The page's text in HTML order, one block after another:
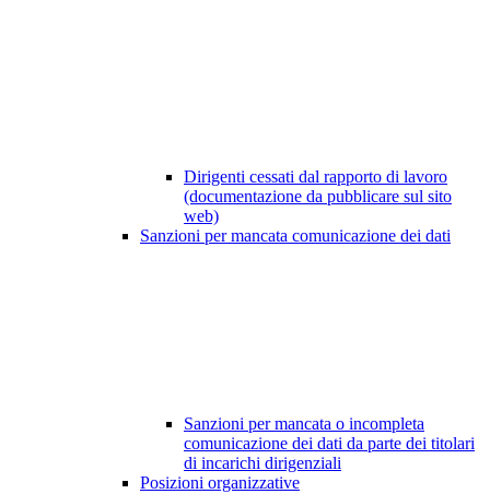
Dirigenti cessati dal rapporto di lavoro
(documentazione da pubblicare sul sito
web)
Sanzioni per mancata comunicazione dei dati
Sanzioni per mancata o incompleta
comunicazione dei dati da parte dei titolari
di incarichi dirigenziali
Posizioni organizzative